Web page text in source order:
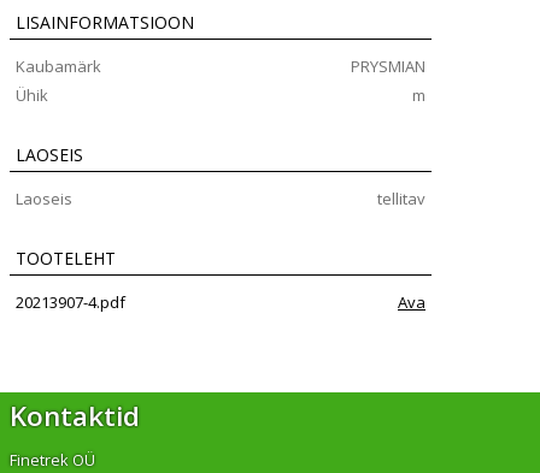
LISAINFORMATSIOON
Kaubamärk
PRYSMIAN
Ühik
m
LAOSEIS
Laoseis tellitav
TOOTELEHT
20213907-4.pdf Ava
Kontaktid
Finetrek OÜ